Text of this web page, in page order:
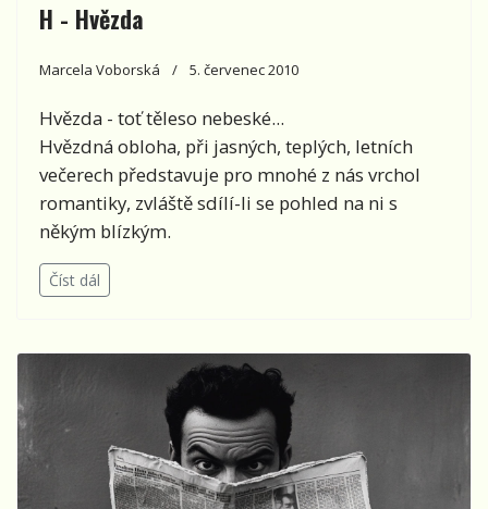
H - Hvězda
Marcela Voborská 5. červenec 2010
Hvězda - toť těleso nebeské...
Hvězdná obloha, při jasných, teplých, letních
večerech představuje pro mnohé z nás vrchol
romantiky, zvláště sdílí-li se pohled na ni s
někým blízkým.
Číst dál